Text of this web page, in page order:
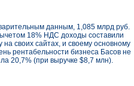
данным, 1,085 млрд руб.
18% НДС доходы составили
своих сайтах, и своему основному
рентабельности бизнеса Басов не
20,7% (при выручке $8,7 млн).